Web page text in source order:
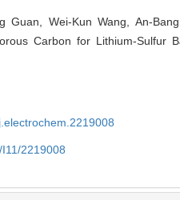
Wei-Kun Wang, An-
Carbon for Lithium-Sulfur
2219008